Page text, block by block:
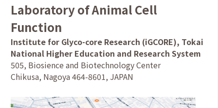
Laboratory of Animal Cell
Function
Institute for Glyco-core Research (iGCORE), Tokai
National Higher Education and Research System
505, Biosience and Biotechnology Center
Chikusa, Nagoya 464-8601, JAPAN